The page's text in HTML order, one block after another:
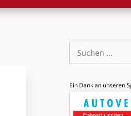
Suche
nach:
Ein Dank an unseren